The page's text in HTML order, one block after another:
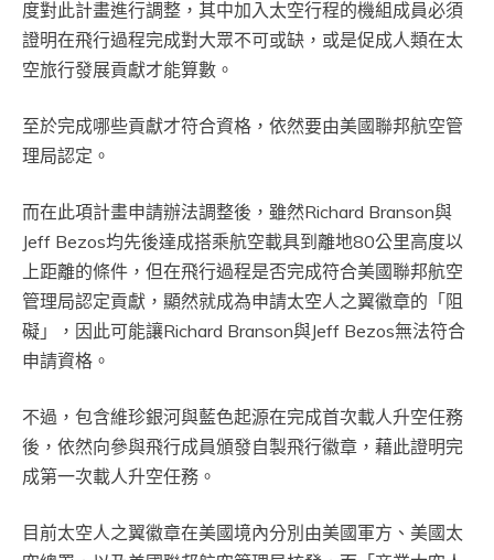
度對此計畫進行調整，其中加入太空行程的機組成員必須
證明在飛行過程完成對大眾不可或缺，或是促成人類在太
空旅行發展貢獻才能算數。
至於完成哪些貢獻才符合資格，依然要由美國聯邦航空管
理局認定。
而在此項計畫申請辦法調整後，雖然Richard Branson與
Jeff Bezos均先後達成搭乘航空載具到離地80公里高度以
上距離的條件，但在飛行過程是否完成符合美國聯邦航空
管理局認定貢獻，顯然就成為申請太空人之翼徽章的「阻
礙」，因此可能讓Richard Branson與Jeff Bezos無法符合
申請資格。
不過，包含維珍銀河與藍色起源在完成首次載人升空任務
後，依然向參與飛行成員頒發自製飛行徽章，藉此證明完
成第一次載人升空任務。
目前太空人之翼徽章在美國境內分別由美國軍方、美國太